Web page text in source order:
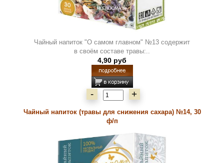
Чайный напиток "О самом главном" №13 содержит
в своём составе травы:..
4,90 руб
- +
Чайный напиток (травы для снижения сахара) №14, 30
ф/п